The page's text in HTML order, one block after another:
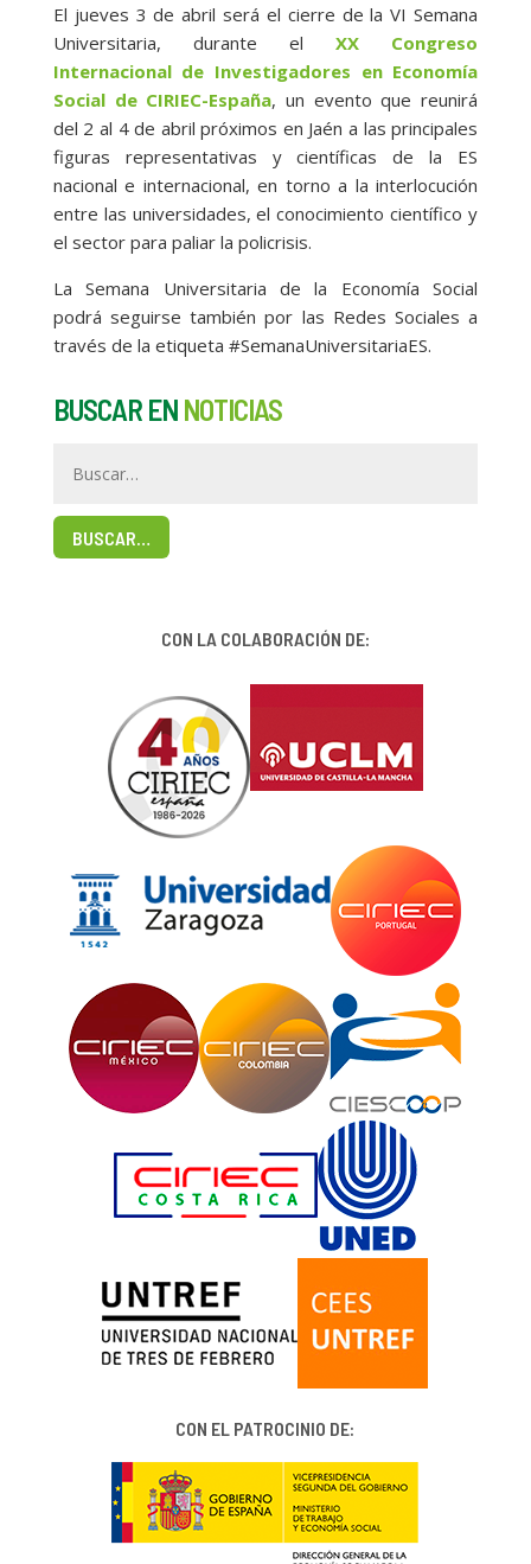
El jueves 3 de abril será el cierre de la VI Semana
Universitaria, durante elXX Congreso
Internacional de Investigadores en Economía
Social de CIRIEC-España, un evento que reunirá
del 2 al 4 de abril próximos en Jaén a las principales
figuras representativas y científicas de la ES
nacional e internacional, en torno a la interlocución
entre las universidades, el conocimiento científico y
el sector para paliar la policrisis.
La Semana Universitaria de la Economía Social
podrá seguirse también por las Redes Sociales a
través de la etiqueta #SemanaUniversitariaES.
BUSCAR EN NOTICIAS
BUSCAR…
CON LA COLABORACIÓN DE:
CON EL PATROCINIO DE: